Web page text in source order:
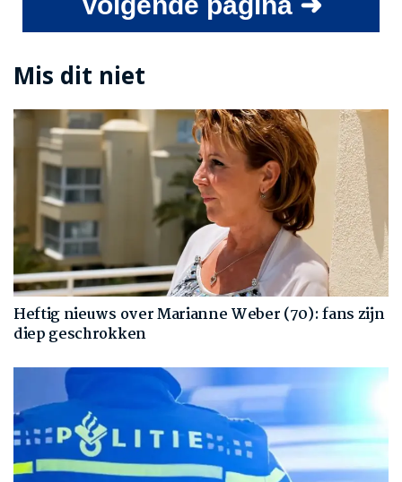
Mis dit niet
Heftig nieuws over Marianne Weber (70): fans zijn
diep geschrokken